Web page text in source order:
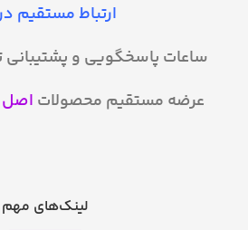
ارتباط مستقیم
ساعات پاسخگویی و پشتیبانی
عرضه مستقیم محصولات اصل
لینک‌های مهم